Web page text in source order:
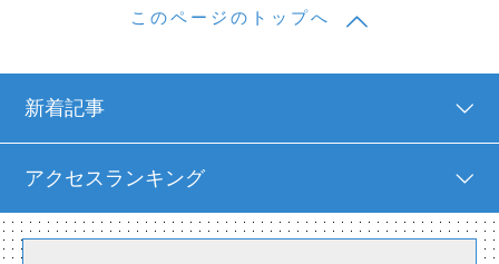
このページのトップへ
新着記事
アクセスランキング